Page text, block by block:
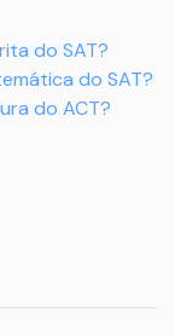
do SAT?
do SAT?
do ACT?